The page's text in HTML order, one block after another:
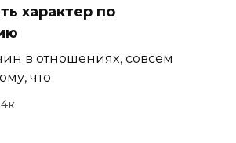
характер по
в отношениях, совсем
что